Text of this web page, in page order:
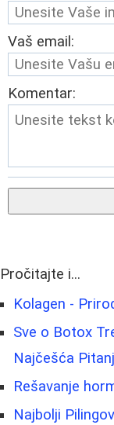
Vaš email:
Komentar:
Pročitajte i...
Kolagen -
Sve o Botox
Najčešća
Rešavanje
Najbolji